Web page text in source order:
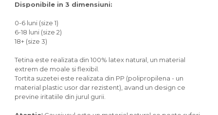
Disponibile in 3 dimensiuni:
0-6 luni (size 1)
6-18 luni (size 2)
18+ (size 3)
Tetina este realizata din 100% latex natural, un material
extrem de moale si flexibil.
Tortita suzetei este realizata din PP (polipropilena - un
material plastic usor dar rezistent), avand un design ce
previne iritatiile din jurul gurii.